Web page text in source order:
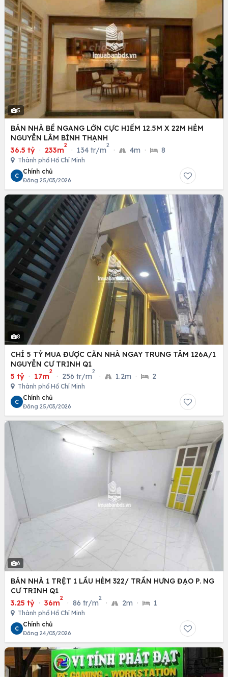
5
BÁN NHÀ BỀ NGANG LỚN CỰC HIẾM 12.5M X 22M HẺM
NGUYỄN LÂM BÌNH THẠNH
36.5 tỷ · 233m
2
· 134 tr/m
2
· 4m · 8
Thành phố Hồ Chí Minh
C
Chính chủ
Đăng 25/03/2026
8
CHỈ 5 TỶ MUA ĐƯỢC CĂN NHÀ NGAY TRUNG TÂM 126A/1
NGUYỄN CƯ TRINH Q1
5 tỷ · 17m
2
· 256 tr/m
2
· 1.2m · 2
Thành phố Hồ Chí Minh
C
Chính chủ
Đăng 25/03/2026
6
BÁN NHÀ 1 TRỆT 1 LẦU HẺM 322/ TRẦN HƯNG ĐẠO P. NG
CƯ TRINH Q1
3.25 tỷ · 36m
2
· 86 tr/m
2
· 2m · 1
Thành phố Hồ Chí Minh
C
Chính chủ
Đăng 24/03/2026